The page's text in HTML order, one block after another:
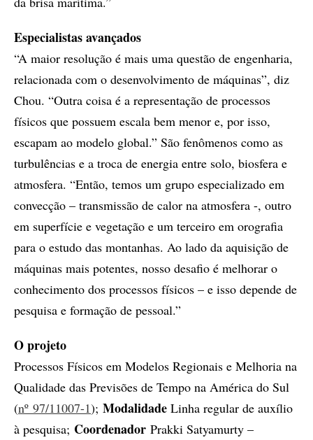
Especialistas avançados
“A maior resolução é mais uma questão de engenharia,
relacionada com o desenvolvimento de máquinas”, diz
Chou. “Outra coisa é a representação de processos
físicos que possuem escala bem menor e, por isso,
escapam ao modelo global.” São fenômenos como as
turbulências e a troca de energia entre solo, biosfera e
atmosfera. “Então, temos um grupo especializado em
convecção – transmissão de calor na atmosfera -, outro
em superfície e vegetação e um terceiro em orografia
para o estudo das montanhas. Ao lado da aquisição de
máquinas mais potentes, nosso desafio é melhorar o
conhecimento dos processos físicos – e isso depende de
pesquisa e formação de pessoal.”
O projeto
Processos Físicos em Modelos Regionais e Melhoria na
Qualidade das Previsões de Tempo na América do Sul
(nº 97/11007-1); Modalidade Linha regular de auxílio
à pesquisa; Coordenador Prakki Satyamurty –